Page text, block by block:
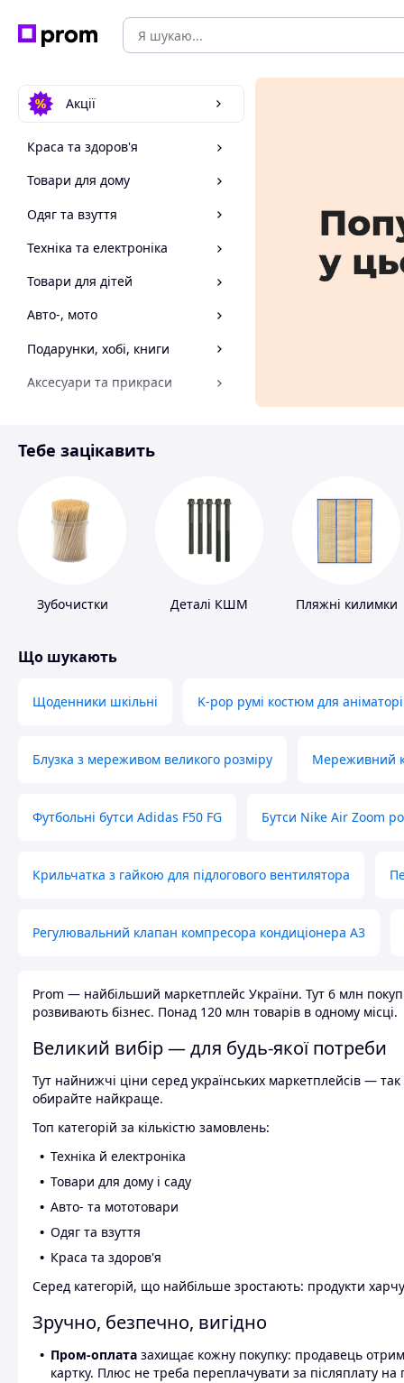
Акції
Краса та здоров'я
Товари для дому
Одяг та взуття
Техніка та електроніка
Товари для дітей
Авто-, мото
Подарунки, хобі, книги
Аксесуари та прикраси
Спорт і відпочинок
Тебе зацікавить
Зубочистки Деталі КШМ Пляжні килимки
Що шукають
Щоденники шкільні K-pop румі костюм для
Блузка з мереживом великого розміру Мереживний
Футбольні бутси Adidas F50 FG Бутси Nike Air Zoom
Крильчатка з гайкою для підлогового вентилятора
Регулювальний клапан компресора кондиціонера А3
Prom — найбільший маркетплейс України. Тут 6 млн
розвивають бізнес. Понад 120 млн товарів в одному місці.
Великий вибір — для будь-якої потреби
Тут найнижчі ціни серед українських маркетплейсів —
обирайте найкраще.
Топ категорій за кількістю замовлень:
Техніка й електроніка
Товари для дому і саду
Авто- та мототовари
Одяг та взуття
Краса та здоров'я
Серед категорій, що найбільше зростають: продукти
Зручно, безпечно, вигідно
Пром-оплата захищає кожну покупку: продавець
картку. Плюс не треба переплачувати за післяплату на